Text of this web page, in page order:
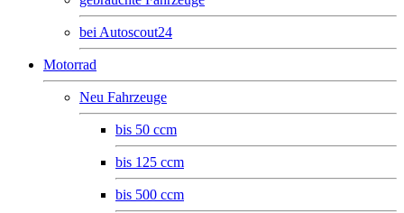
bei Autoscout24
Motorrad
Neu Fahrzeuge
bis 50 ccm
bis 125 ccm
bis 500 ccm